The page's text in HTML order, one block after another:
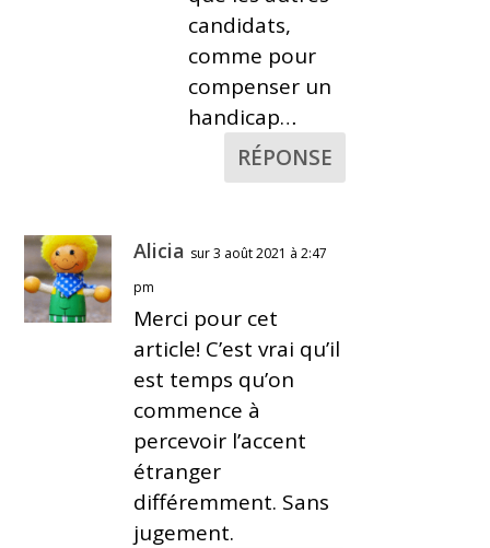
candidats,
comme pour
compenser un
handicap…
RÉPONSE
Alicia sur 3 août 2021 à 2:47
pm
Merci pour cet
article! C’est vrai qu’il
est temps qu’on
commence à
percevoir l’accent
étranger
différemment. Sans
jugement.